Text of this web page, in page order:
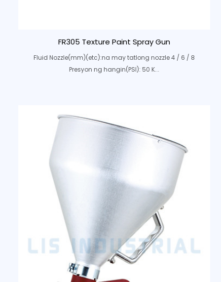
FR305 Texture Paint Spray Gun
Fluid Nozzle(mm)(etc):na may tatlong nozzle 4 / 6 / 8
Presyon ng hangin(PSI): 50 K...